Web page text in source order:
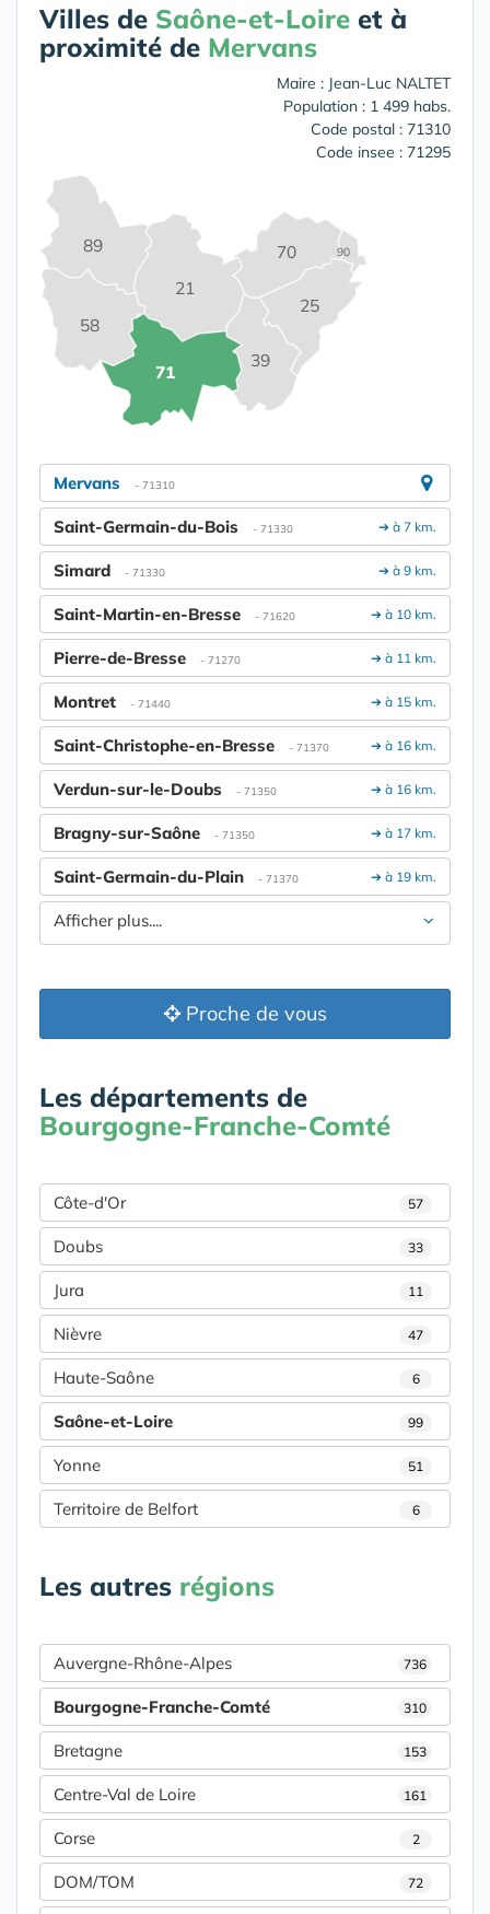
Villes de Saône-et-Loire et à
proximité de Mervans
Maire : Jean-Luc NALTET
Population : 1 499 habs.
Code postal : 71310
Code insee : 71295
21
25
39
58
70
71
89 90
Mervans - 71310
➔ à 7 km.
Saint-Germain-du-Bois - 71330
➔ à 9 km.
Simard - 71330
➔ à 10 km.
Saint-Martin-en-Bresse - 71620
➔ à 11 km.
Pierre-de-Bresse - 71270
➔ à 15 km.
Montret - 71440
➔ à 16 km.
Saint-Christophe-en-Bresse - 71370
➔ à 16 km.
Verdun-sur-le-Doubs - 71350
➔ à 17 km.
Bragny-sur-Saône - 71350
➔ à 19 km.
Saint-Germain-du-Plain - 71370
Afficher plus....
Proche de vous
Les départements de
Bourgogne-Franche-Comté
Côte-d'Or 57
Doubs 33
Jura 11
Nièvre 47
Haute-Saône 6
Saône-et-Loire 99
Yonne 51
Territoire de Belfort 6
Les autres régions
Auvergne-Rhône-Alpes 736
Bourgogne-Franche-Comté 310
Bretagne 153
Centre-Val de Loire 161
Corse 2
DOM/TOM 72